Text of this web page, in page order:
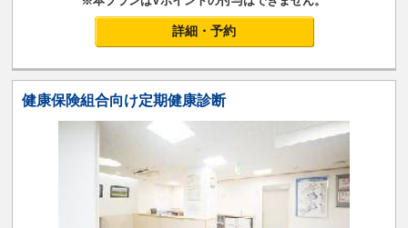
詳細・予約
健康保険組合向け定期健康診断